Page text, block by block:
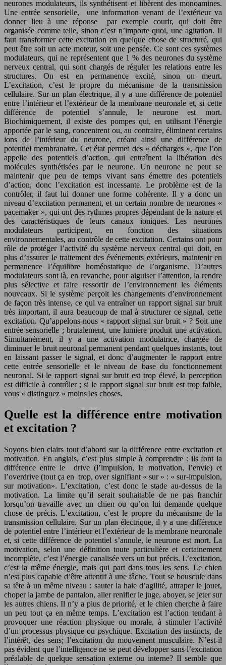
neurones modulateurs, ils synthétisent et libèrent des monoamines.
Une entrée sensorielle, une information venant de l’extérieur va
donner lieu à une réponse par exemple courir, qui doit être
organisée comme telle, sinon c’est n’importe quoi, une agitation. Il
faut transformer cette excitation en quelque chose de structuré, qui
peut être soit un acte moteur, soit une pensée. Ce sont ces systèmes
modulateurs, qui ne représentent que 1 % des neurones du système
nerveux central, qui sont chargés de réguler les relations entre les
structures. On est en permanence excité, sinon on meurt.
L’excitation, c’est le propre du mécanisme de la transmission
cellulaire. Sur un plan électrique, il y a une différence de potentiel
entre l’intérieur et l’extérieur de la membrane neuronale et, si cette
différence de potentiel s’annule, le neurone est mort.
Biochimiquement, il existe des pompes qui, en utilisant l’énergie
apportée par le sang, concentrent ou, au contraire, éliminent certains
ions de l’intérieur du neurone, créant ainsi une différence de
potentiel membranaire. Cet état permet des « décharges », que l’on
appelle des potentiels d’action, qui entraînent la libération des
molécules synthétisées par le neurone. Un neurone ne peut se
maintenir que peu de temps vivant sans émettre des potentiels
d’action, donc l’excitation est incessante. Le problème est de la
contrôler, il faut lui donner une forme cohérente. Il y a donc un
niveau d’excitation permanent, et un certain nombre de neurones «
pacemaker », qui ont des rythmes propres dépendant de la nature et
des caractéristiques de leurs canaux ioniques. Les neurones
modulateurs participent, en fonction des situations
environnementales, au contrôle de cette excitation. Certains ont pour
rôle de protéger l’activité du système nerveux central qui doit, en
plus d’assurer le traitement des événements extérieurs, maintenir en
permanence l’équilibre homéostatique de l’organisme. D’autres
modulateurs sont là, en revanche, pour aiguiser l’attention, la rendre
plus sélective et faire ressortir de l’environnement les éléments
nouveaux. Si le système perçoit les changements d’environnement
de façon très intense, ce qui va entraîner un rapport signal sur bruit
très important, il aura beaucoup de mal à structurer ce signal, cette
excitation. Qu’appelons-nous « rapport signal sur bruit » ? Soit une
entrée sensorielle ; brutalement, une lumière produit une activation.
Simultanément, il y a une activation modulatrice, chargée de
diminuer le bruit neuronal permanent pendant quelques instants, tout
en laissant passer le signal, et donc d’augmenter le rapport entre
cette entrée sensorielle et le niveau de base du fonctionnement
neuronal. Si le rapport signal sur bruit est trop élevé, la perception
est difficile à contrôler ; si le rapport signal sur bruit est trop faible,
vous « distinguez » moins les choses.
Quelle est la différence entre motivation
et excitation ?
Soyons bien clairs tout d’abord sur la différence entre excitation et
motivation. En anglais, c’est plus simple à comprendre : ils font la
différence entre le drive (l’impulsion, la motivation, l’envie) et
l’overdrive (tout ça en trop, over signifiant « sur » : « sur-impulsion,
sur motivation». L’excitation, c’est donc le stade au-dessus de la
motivation. La limite qu’il serait souhaitable de ne pas franchir
lorsqu’on travaille avec un chien ou qu’on lui demande quelque
chose de précis. L’excitation, c’est le propre du mécanisme de la
transmission cellulaire. Sur un plan électrique, il y a une différence
de potentiel entre l’intérieur et l’extérieur de la membrane neuronale
et, si cette différence de potentiel s’annule, le neurone est mort. La
motivation, selon une définition toute particulière et certainement
incomplète, c’est l’énergie canalisée vers un but précis. L’excitation,
c’est la même énergie, mais qui part dans tous les sens. Le chien
n’est plus capable d’être attentif à une tâche. Tout se bouscule dans
sa tête à un même niveau : sauter la haie d’agilité, attraper le jouet,
choper la jambe de pantalon, aller renifler le juge, aboyer, se jeter sur
les autres chiens. Il n’y a plus de priorité, et le chien cherche à faire
un peu tout ça en même temps. L’excitation est l’action tendant à
provoquer une réaction physique ou morale, à stimuler l’activité
d’un processus physique ou psychique. Excitation des instincts, de
l’intérêt, des sens; l’excitation du mouvement musculaire. N’est-il
pas évident que l’intelligence ne se peut développer sans l’excitation
préalable de quelque sensation externe ou interne? Il semble que